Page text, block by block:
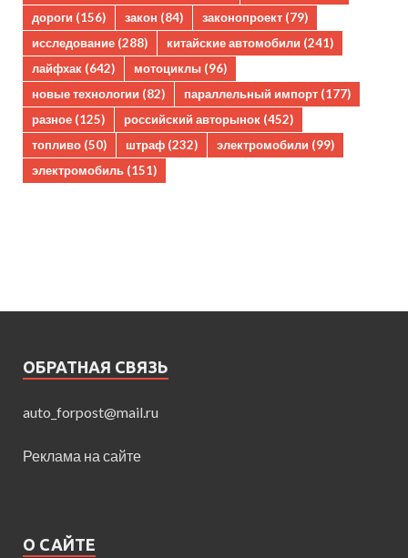
дороги (156) закон (84) законопроект (79)
исследование (288) китайские автомобили (241)
лайфхак (642) мотоциклы (96)
новые технологии (82) параллельный импорт (177)
разное (125) российский авторынок (452)
топливо (50) штраф (232) электромобили (99)
электромобиль (151)
ОБРАТНАЯ СВЯЗЬ
auto_forpost@mail.ru
Реклама на сайте
О САЙТЕ